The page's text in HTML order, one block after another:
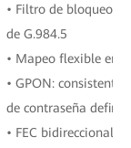
• Filtro de bloqueo
de G.984.5
• Mapeo flexible
• GPON: consistente
de contraseña
• FEC bidireccional